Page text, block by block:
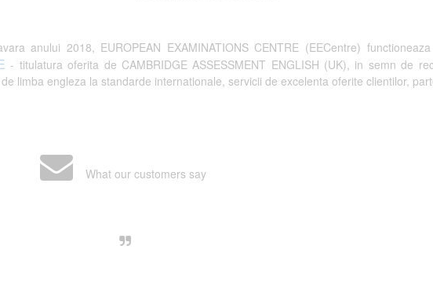
anului 2018, EUROPEAN EXAMINATIONS CENTRE (EECentre)
- titulatura oferita de CAMBRIDGE ASSESSMENT ENGLISH (UK), in semn de
limba engleza la standarde internationale, servicii de excelenta oferite clientilor,
What our customers say
de examinare.